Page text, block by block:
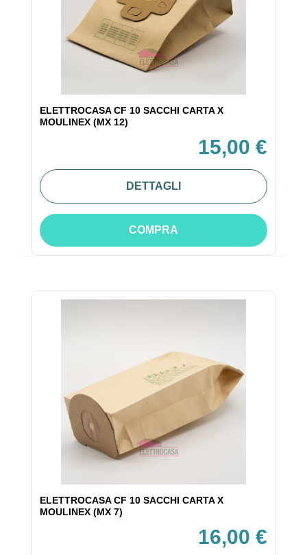
ELETTROCASA CF 10 SACCHI CARTA X
MOULINEX (MX 12)
15,00 €
DETTAGLI
COMPRA
ELETTROCASA CF 10 SACCHI CARTA X
MOULINEX (MX 7)
16,00 €